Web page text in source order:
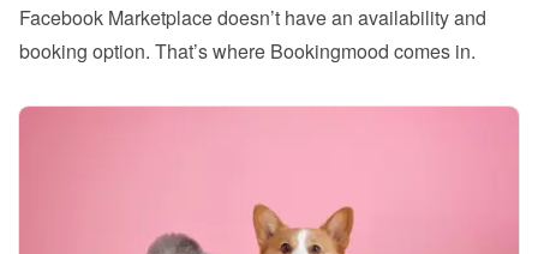
Facebook Marketplace doesn’t have an availability and